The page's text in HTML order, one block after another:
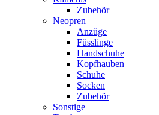
Zubehör
Neopren
Anzüge
Füsslinge
Handschuhe
Kopfhauben
Schuhe
Socken
Zubehör
Sonstige